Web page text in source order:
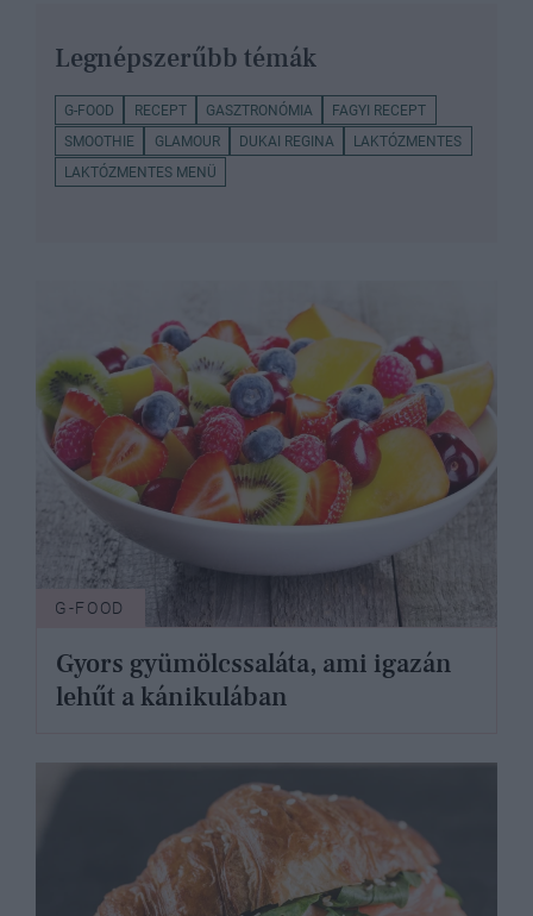
Legnépszerűbb témák
G-FOOD RECEPT GASZTRONÓMIA
FAGYI RECEPT
SMOOTHIE
GLAMOUR DUKAI REGINA
LAKTÓZMENTES
LAKTÓZMENTES MENÜ
G-FOOD
Gyors gyümölcssaláta, ami igazán
lehűt a kánikulában